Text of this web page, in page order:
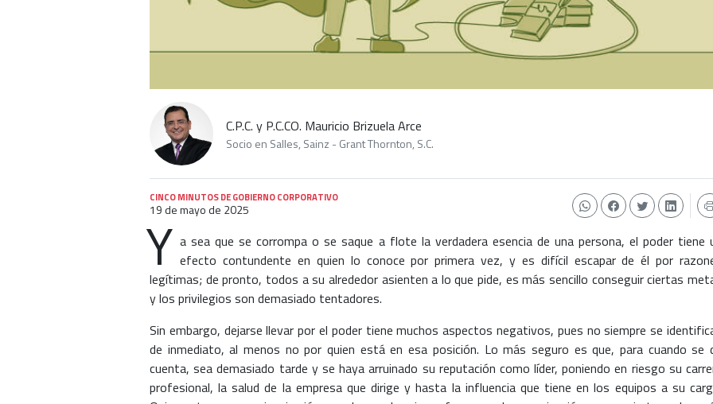
C.P.C. y P.C.CO. Mauricio Brizuela Arce
Socio en Salles, Sainz - Grant Thornton, S.C.
CINCO MINUTOS DE GOBIERNO CORPORATIVO
19 de mayo de 2025
Y a sea que se corrompa o se saque a flote la verdadera esencia de una persona, el poder tiene
efecto contundente en quien lo conoce por primera vez, y es difícil escapar de él por
legítimas; de pronto, todos a su alrededor asienten a lo que pide, es más sencillo conseguir ciertas
y los privilegios son demasiado tentadores.
Sin embargo, dejarse llevar por el poder tiene muchos aspectos negativos, pues no siempre se
de inmediato, al menos no por quien está en esa posición. Lo más seguro es que, para cuando se
cuenta, sea demasiado tarde y se haya arruinado su reputación como líder, poniendo en riesgo su
profesional, la salud de la empresa que dirige y hasta la influencia que tiene en los equipos a su